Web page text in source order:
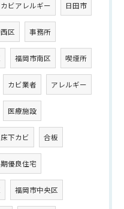
カビアレルギー 日田市
区 事務所
福岡市南区 喫煙所
カビ業者 アレルギー
医療施設
床下カビ 合板
優良住宅
福岡市中央区